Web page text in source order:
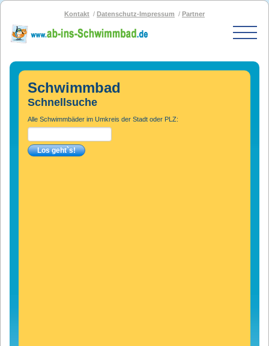
Kontakt Datenschutz-Impressum Partner
Start
Schwimmbad-Karte
Bäder nach PLZ
Bäder nach Stadt
SOS-Schwimmbad
Blog
Schwimmbad
Schnellsuche
Alle Schwimmbäder im Umkreis der Stadt oder PLZ: